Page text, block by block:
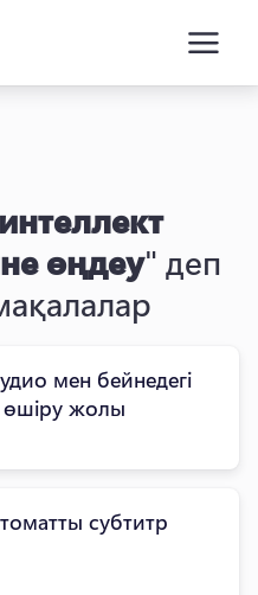
өңдеу" деп
мен бейнедегі
өшіру жолы
субтитр